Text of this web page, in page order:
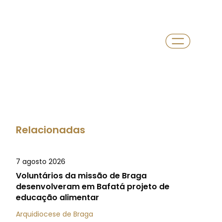
Relacionadas
7 agosto 2026
Voluntários da missão de Braga
desenvolveram em Bafatá projeto de
educação alimentar
Arquidiocese de Braga